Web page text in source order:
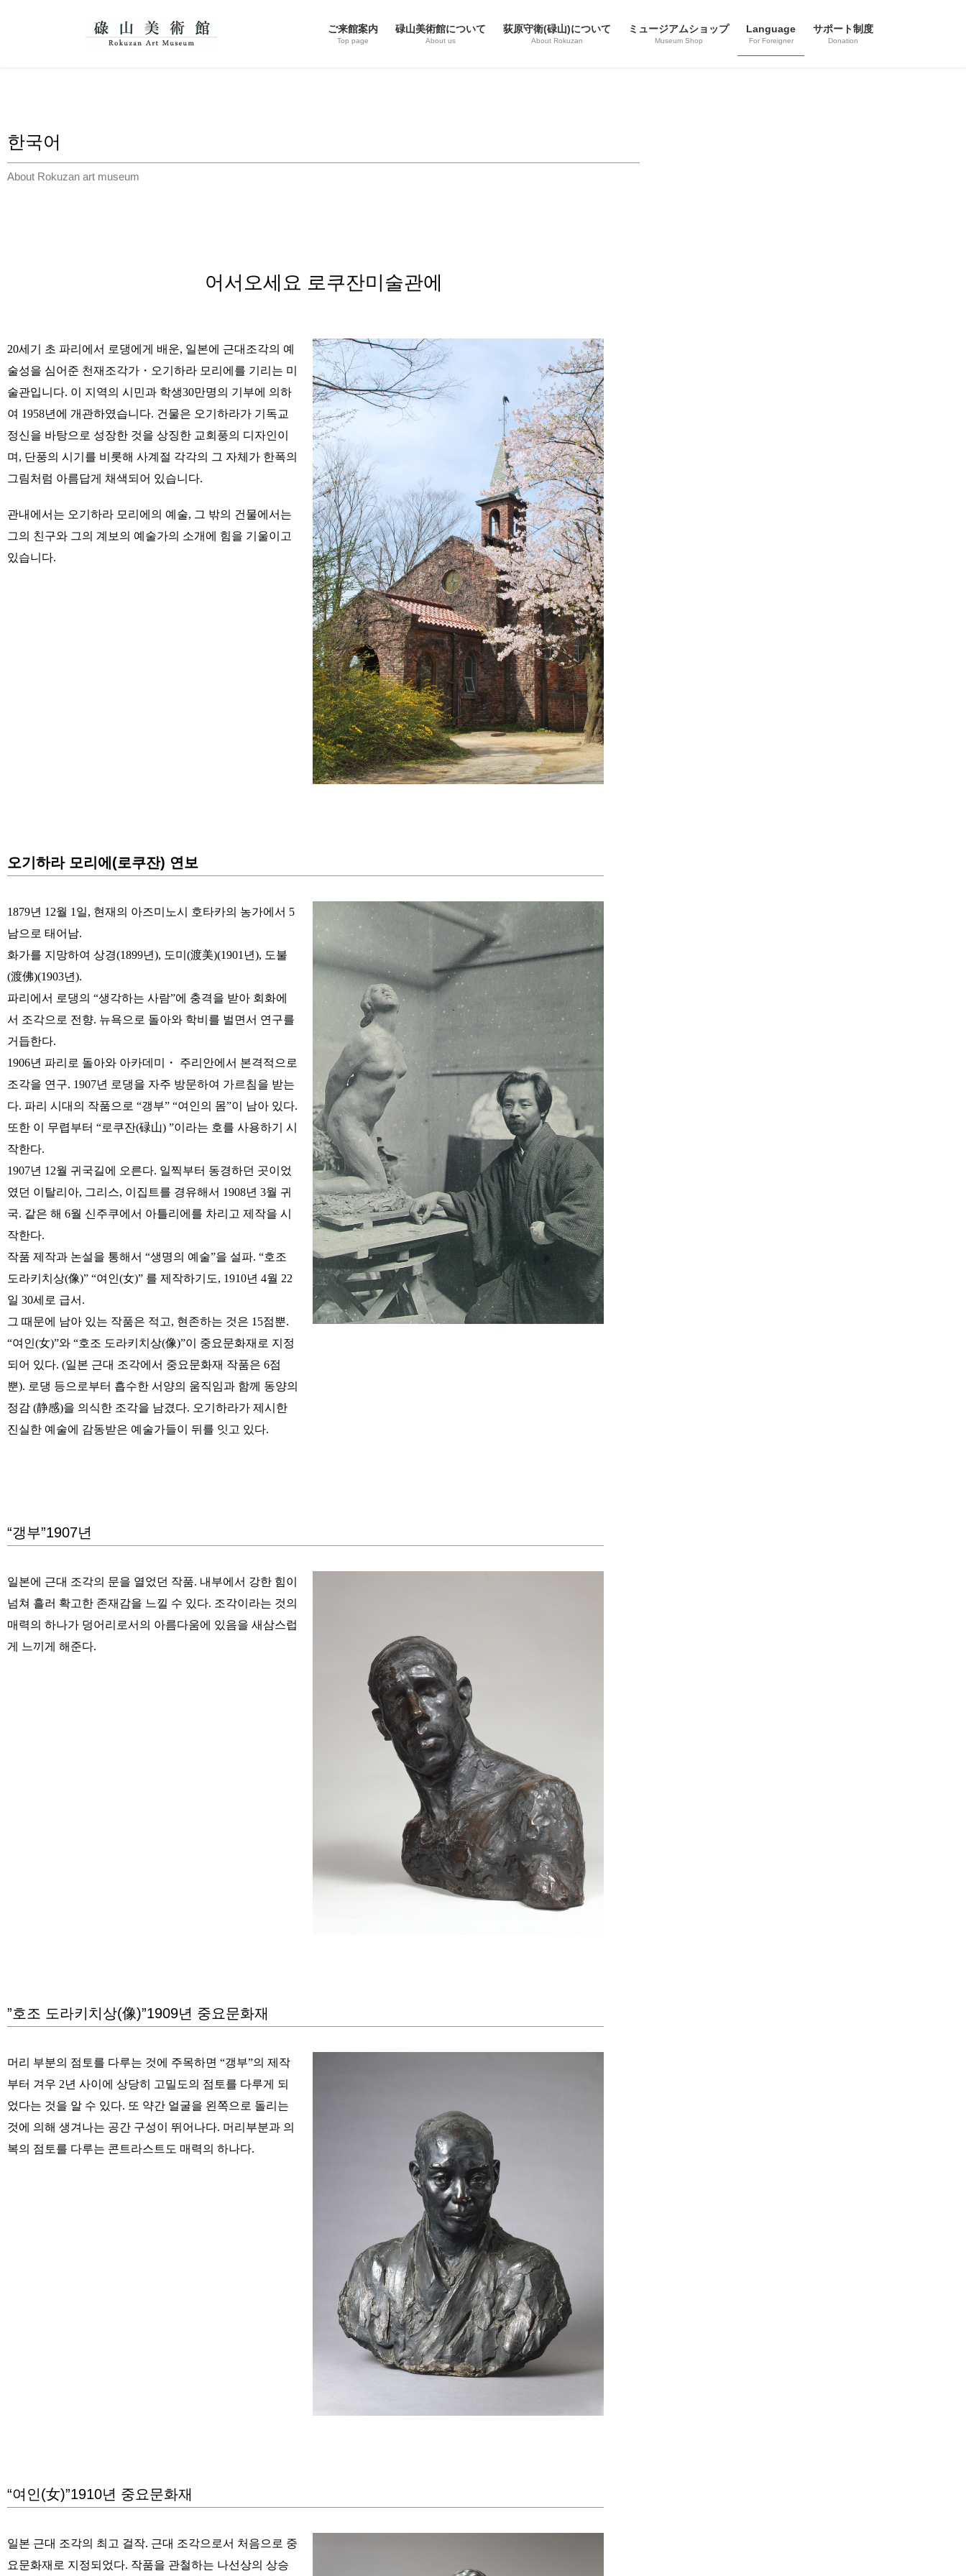
ご来館案内
Top page
碌山美術館について
About us
荻原守衛(碌山)について
About Rokuzan
ミュージアムショップ
Museum Shop
Language
For Foreigner
サポート制度
Donation
한국어
About Rokuzan art museum
어서오세요 로쿠잔미술관에
20세기 초 파리에서 로댕에게 배운, 일본에 근대조각의 예
술성을 심어준 천재조각가・오기하라 모리에를 기리는 미
술관입니다. 이 지역의 시민과 학생30만명의 기부에 의하
여 1958년에 개관하였습니다. 건물은 오기하라가 기독교
정신을 바탕으로 성장한 것을 상징한 교회풍의 디자인이
며, 단풍의 시기를 비롯해 사계절 각각의 그 자체가 한폭의
그림처럼 아름답게 채색되어 있습니다.
관내에서는 오기하라 모리에의 예술, 그 밖의 건물에서는
그의 친구와 그의 계보의 예술가의 소개에 힘을 기울이고
있습니다.
오기하라 모리에(로쿠잔) 연보
1879년 12월 1일, 현재의 아즈미노시 호타카의 농가에서 5
남으로 태어남.
화가를 지망하여 상경(1899년), 도미(渡美)(1901년), 도불
(渡佛)(1903년).
파리에서 로댕의 “생각하는 사람”에 충격을 받아 회화에
서 조각으로 전향. 뉴욕으로 돌아와 학비를 벌면서 연구를
거듭한다.
1906년 파리로 돌아와 아카데미・ 주리안에서 본격적으로
조각을 연구. 1907년 로댕을 자주 방문하여 가르침을 받는
다. 파리 시대의 작품으로 “갱부” “여인의 몸”이 남아 있다.
또한 이 무렵부터 “로쿠잔(碌山) ”이라는 호를 사용하기 시
작한다.
1907년 12월 귀국길에 오른다. 일찍부터 동경하던 곳이었
였던 이탈리아, 그리스, 이집트를 경유해서 1908년 3월 귀
국. 같은 해 6월 신주쿠에서 아틀리에를 차리고 제작을 시
작한다.
작품 제작과 논설을 통해서 “생명의 예술”을 설파. “호조
도라키치상(像)” “여인(女)” 를 제작하기도, 1910년 4월 22
일 30세로 급서.
그 때문에 남아 있는 작품은 적고, 현존하는 것은 15점뿐.
“여인(女)”와 “호조 도라키치상(像)”이 중요문화재로 지정
되어 있다. (일본 근대 조각에서 중요문화재 작품은 6점
뿐). 로댕 등으로부터 흡수한 서양의 움직임과 함께 동양의
정감 (静感)을 의식한 조각을 남겼다. 오기하라가 제시한
진실한 예술에 감동받은 예술가들이 뒤를 잇고 있다.
“갱부”1907년
일본에 근대 조각의 문을 열었던 작품. 내부에서 강한 힘이
넘쳐 흘러 확고한 존재감을 느낄 수 있다. 조각이라는 것의
매력의 하나가 덩어리로서의 아름다움에 있음을 새삼스럽
게 느끼게 해준다.
”호조 도라키치상(像)”1909년 중요문화재
머리 부분의 점토를 다루는 것에 주목하면 “갱부”의 제작
부터 겨우 2년 사이에 상당히 고밀도의 점토를 다루게 되
었다는 것을 알 수 있다. 또 약간 얼굴을 왼쪽으로 돌리는
것에 의해 생겨나는 공간 구성이 뛰어나다. 머리부분과 의
복의 점토를 다루는 콘트라스트도 매력의 하나다.
“여인(女)”1910년 중요문화재
일본 근대 조각의 최고 걸작. 근대 조각으로서 처음으로 중
요문화재로 지정되었다. 작품을 관철하는 나선상의 상승